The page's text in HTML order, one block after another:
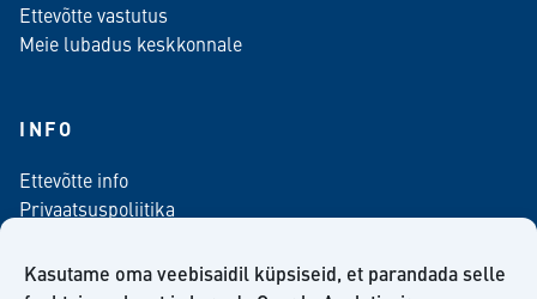
Kasutame oma veebisaidil küpsiseid, et parandada selle
Ettevõtte vastutus
Meie lubadus keskkonnale
INFO
Ettevõtte info
Privaatsuspoliitika
Meediale